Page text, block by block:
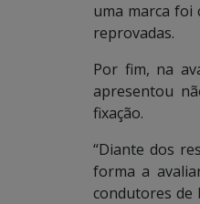
uma marca foi
reprovadas.
Por fim, na
apresentou
fixação.
“Diante dos
forma a
condutores de